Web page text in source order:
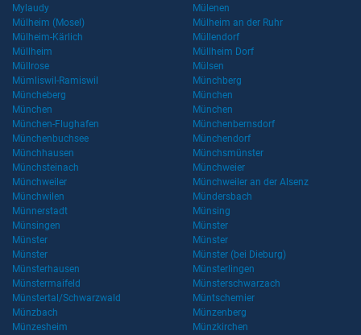
Mylaudy
Mülenen
Mülheim (Mosel)
Mülheim an der Ruhr
Mülheim-Kärlich
Müllendorf
Müllheim
Müllheim Dorf
Müllrose
Mülsen
Mümliswil-Ramiswil
Münchberg
Müncheberg
München
München
München
München-Flughafen
Münchenbernsdorf
Münchenbuchsee
Münchendorf
Münchhausen
Münchsmünster
Münchsteinach
Münchweier
Münchweiler
Münchweiler an der Alsenz
Münchwilen
Mündersbach
Münnerstadt
Münsing
Münsingen
Münster
Münster
Münster
Münster
Münster (bei Dieburg)
Münsterhausen
Münsterlingen
Münstermaifeld
Münsterschwarzach
Münstertal/Schwarzwald
Müntschemier
Münzbach
Münzenberg
Münzesheim
Münzkirchen